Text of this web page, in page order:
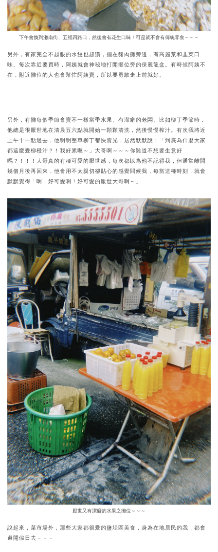
下午會換到瀨南街、五福四路口，然後會有花生口味！可是就不會有傳統零食～～～
另外，有家完全不起眼的水餃也超讚，擺在豬肉攤旁邊，有高麗菜和韭菜口
味。每次靠近要買時，阿姨就會神秘地打開攤位旁的保麗龍盒。有時候阿姨不
在，附近攤位的人也會幫忙阿姨賣，所以要勇敢走上前就好。
另外，有攤每個季節會賣不一樣當季水果、有潔癖的老闆。比如柳丁季節時，
他總是很厭世地在清晨五六點就開始一顆顆清洗，然後慢慢榨汁。有次我將近
上午十一點過去，他明明整車柳丁都快賣光，居然默默說：「到底為什麼大家
都這麼愛柳橙汁？！我好累喔～」大哥啊～～～你難道不想要生意好
嗎？！！！大哥真的有種可愛的厭世感，每次都以為他不記得我，但通常離開
幾個月後再回來，他會用不太親切卻貼心的感覺問候我，每當這種時刻，就會
默默覺得「啊，好可愛啊！好可愛的厭世大哥啊～」
厭世又有潔癖的水果之攤位～～～
說起來，菜市場外，那些大家都很愛的鹽埕區美食，身為在地居民的我，都會
避開假日去－－－